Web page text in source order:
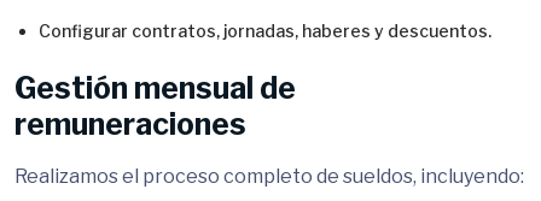
Configurar contratos, jornadas, haberes y descuentos.
Gestión mensual de
remuneraciones
Realizamos el proceso completo de sueldos, incluyendo: